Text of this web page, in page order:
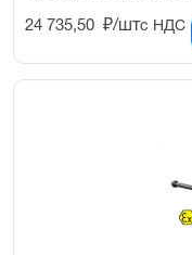
24 735,50 ₽/штс НДС